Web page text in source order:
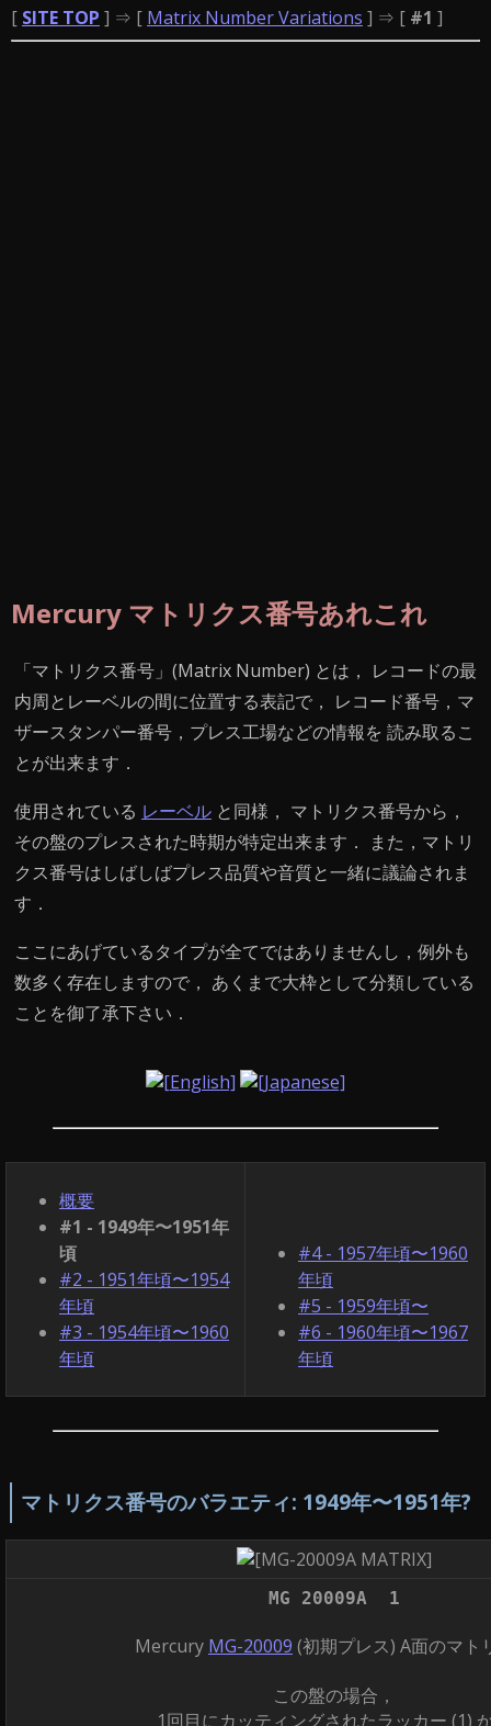
[ SITE TOP ] ⇒ [ Matrix Number Variations ] ⇒ [ #1 ]
Mercury マトリクス番号あれこれ
「マトリクス番号」(Matrix Number) とは， レコードの最
内周とレーベルの間に位置する表記で， レコード番号，マ
ザースタンパー番号，プレス工場などの情報を 読み取るこ
とが出来ます．
使用されている レーベル と同様， マトリクス番号から，
その盤のプレスされた時期が特定出来ます． また，マトリ
クス番号はしばしばプレス品質や音質と一緒に議論されま
す．
ここにあげているタイプが全てではありませんし，例外も
数多く存在しますので， あくまで大枠として分類している
ことを御了承下さい．
概要
#1 - 1949年〜1951年
頃
#2 - 1951年頃〜1954
年頃
#3 - 1954年頃〜1960
年頃
#4 - 1957年頃〜1960
年頃
#5 - 1959年頃〜
#6 - 1960年頃〜1967
年頃
マトリクス番号のバラエティ: 1949年〜1951年?
MG 20009A 1
Mercury MG-20009 (初期プレス) A面のマト
この盤の場合，
1回目にカッティングされたラッカー (1)